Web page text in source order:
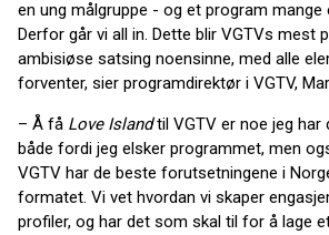
en ung målgruppe - og et program mange
Derfor går vi all in. Dette blir VGTVs mest
ambisiøse satsing noensinne, med alle
forventer, sier programdirektør i VGTV,
– Å få Love Islandtil VGTV er noe jeg har
både fordi jeg elsker programmet, men
VGTV har de beste forutsetningene i
formatet. Vi vet hvordan vi skaper
profiler, og har det som skal til for å lage